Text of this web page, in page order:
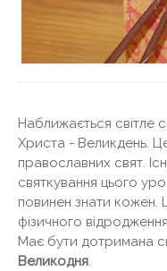
Наближається світле
Христа - Великдень.
православних свят.
святкування цього
повинен знати кожен.
фізичного
Має бути дотримана
Великодня.